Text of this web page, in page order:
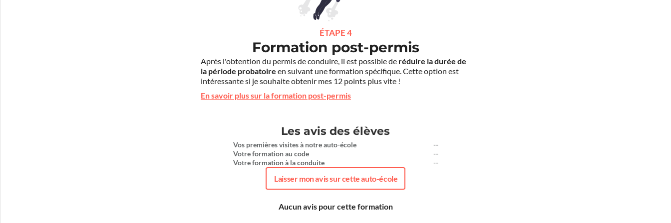
ÉTAPE 4
Formation post-permis
Après l'obtention du permis de conduire, il est possible de réduire la durée de
la période probatoire en suivant une formation spécifique. Cette option est
intéressante si je souhaite obtenir mes 12 points plus vite !
En savoir plus sur la formation post-permis
Les avis des élèves
Vos premières visites à notre auto-école
Votre formation au code
Votre formation à la conduite
--
--
--
Laisser mon avis sur cette auto-école
Aucun avis pour cette formation